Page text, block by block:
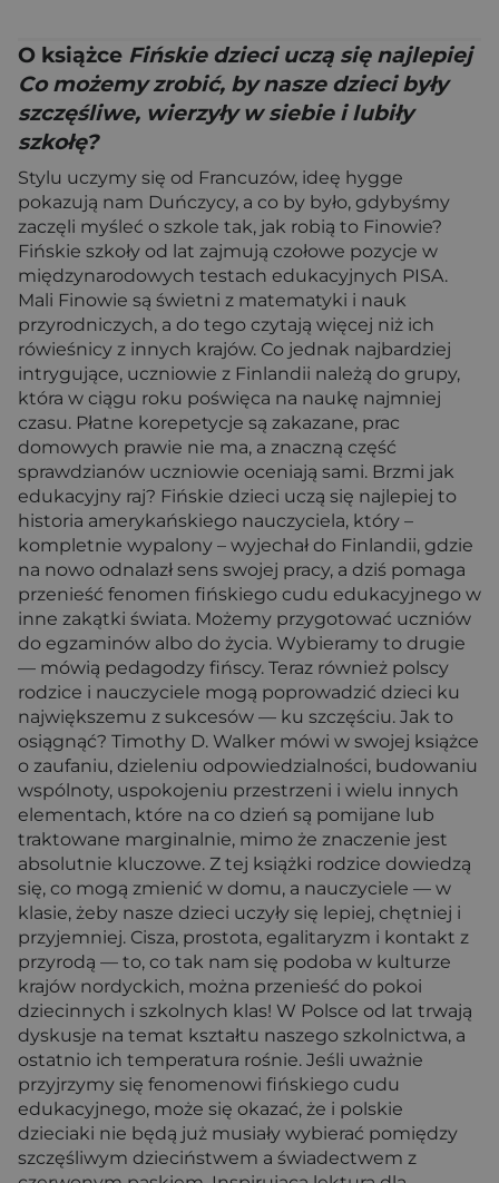
O książce Fińskie dzieci uczą się najlepiej
Co możemy zrobić, by nasze dzieci były
szczęśliwe, wierzyły w siebie i lubiły
szkołę?
Stylu uczymy się od Francuzów, ideę hygge
pokazują nam Duńczycy, a co by było, gdybyśmy
zaczęli myśleć o szkole tak, jak robią to Finowie?
Fińskie szkoły od lat zajmują czołowe pozycje w
międzynarodowych testach edukacyjnych PISA.
Mali Finowie są świetni z matematyki i nauk
przyrodniczych, a do tego czytają więcej niż ich
rówieśnicy z innych krajów. Co jednak najbardziej
intrygujące, uczniowie z Finlandii należą do grupy,
która w ciągu roku poświęca na naukę najmniej
czasu. Płatne korepetycje są zakazane, prac
domowych prawie nie ma, a znaczną część
sprawdzianów uczniowie oceniają sami. Brzmi jak
edukacyjny raj? Fińskie dzieci uczą się najlepiej to
historia amerykańskiego nauczyciela, który –
kompletnie wypalony – wyjechał do Finlandii, gdzie
na nowo odnalazł sens swojej pracy, a dziś pomaga
przenieść fenomen fińskiego cudu edukacyjnego w
inne zakątki świata. Możemy przygotować uczniów
do egzaminów albo do życia. Wybieramy to drugie
— mówią pedagodzy fińscy. Teraz również polscy
rodzice i nauczyciele mogą poprowadzić dzieci ku
największemu z sukcesów — ku szczęściu. Jak to
osiągnąć? Timothy D. Walker mówi w swojej książce
o zaufaniu, dzieleniu odpowiedzialności, budowaniu
wspólnoty, uspokojeniu przestrzeni i wielu innych
elementach, które na co dzień są pomijane lub
traktowane marginalnie, mimo że znaczenie jest
absolutnie kluczowe. Z tej książki rodzice dowiedzą
się, co mogą zmienić w domu, a nauczyciele — w
klasie, żeby nasze dzieci uczyły się lepiej, chętniej i
przyjemniej. Cisza, prostota, egalitaryzm i kontakt z
przyrodą — to, co tak nam się podoba w kulturze
krajów nordyckich, można przenieść do pokoi
dziecinnych i szkolnych klas! W Polsce od lat trwają
dyskusje na temat kształtu naszego szkolnictwa, a
ostatnio ich temperatura rośnie. Jeśli uważnie
przyjrzymy się fenomenowi fińskiego cudu
edukacyjnego, może się okazać, że i polskie
dzieciaki nie będą już musiały wybierać pomiędzy
szczęśliwym dzieciństwem a świadectwem z